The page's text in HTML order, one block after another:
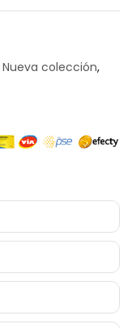
Nueva colección,